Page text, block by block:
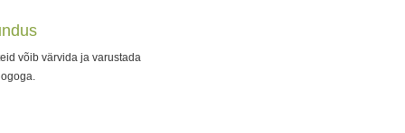
võib värvida ja varustada